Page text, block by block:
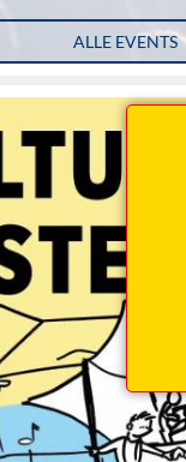
ALLE EVENTS